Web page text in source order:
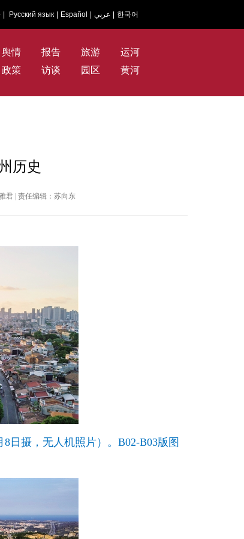
Русский язык Español عربي 한국어
舆情 报告 旅游
运河
政策 访谈 园区 黄河
历史
君 | 责任编辑：苏向东
日摄，无人机照片）。B02-B03版图